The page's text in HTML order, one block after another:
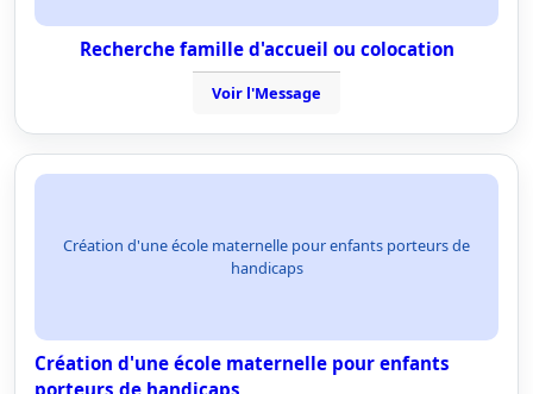
Recherche famille d'accueil ou colocation
Voir l'Message
Création d'une école maternelle pour enfants porteurs de
handicaps
Création d'une école maternelle pour enfants
porteurs de handicaps